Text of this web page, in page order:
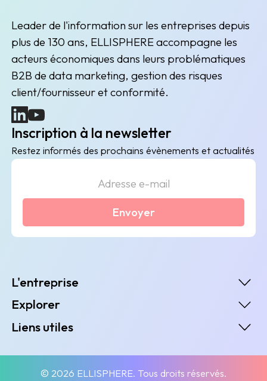
Leader de l'information sur les entreprises depuis
plus de 130 ans, ELLISPHERE accompagne les
acteurs économiques dans leurs problématiques
B2B de data marketing, gestion des risques
client/fournisseur et conformité.
(nouvelle fenêtre)
(nouvelle fenêtre)
Inscription à la newsletter
Restez informés des prochains évènements et actualités
Envoyer
L'entreprise
Explorer
Liens utiles
© 2026 ELLISPHERE. Tous droits réservés.